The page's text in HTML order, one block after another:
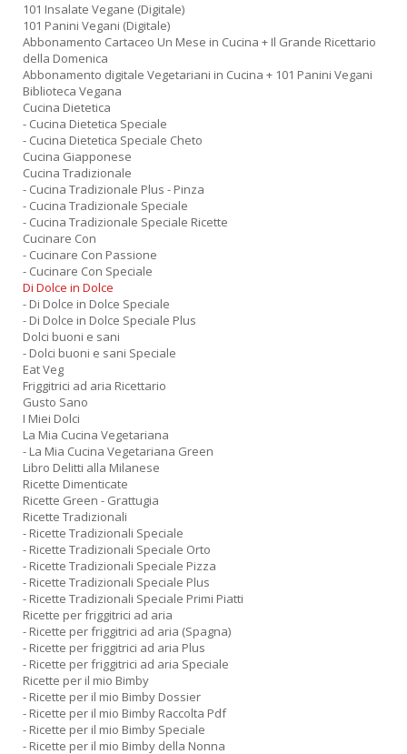
101 Insalate Vegane (Digitale)
101 Panini Vegani (Digitale)
Abbonamento Cartaceo Un Mese in Cucina + Il Grande Ricettario
della Domenica
Abbonamento digitale Vegetariani in Cucina + 101 Panini Vegani
Biblioteca Vegana
Cucina Dietetica
- Cucina Dietetica Speciale
- Cucina Dietetica Speciale Cheto
Cucina Giapponese
Cucina Tradizionale
- Cucina Tradizionale Plus - Pinza
- Cucina Tradizionale Speciale
- Cucina Tradizionale Speciale Ricette
Cucinare Con
- Cucinare Con Passione
- Cucinare Con Speciale
Di Dolce in Dolce
- Di Dolce in Dolce Speciale
- Di Dolce in Dolce Speciale Plus
Dolci buoni e sani
- Dolci buoni e sani Speciale
Eat Veg
Friggitrici ad aria Ricettario
Gusto Sano
I Miei Dolci
La Mia Cucina Vegetariana
- La Mia Cucina Vegetariana Green
Libro Delitti alla Milanese
Ricette Dimenticate
Ricette Green - Grattugia
Ricette Tradizionali
- Ricette Tradizionali Speciale
- Ricette Tradizionali Speciale Orto
- Ricette Tradizionali Speciale Pizza
- Ricette Tradizionali Speciale Plus
- Ricette Tradizionali Speciale Primi Piatti
Ricette per friggitrici ad aria
- Ricette per friggitrici ad aria (Spagna)
- Ricette per friggitrici ad aria Plus
- Ricette per friggitrici ad aria Speciale
Ricette per il mio Bimby
- Ricette per il mio Bimby Dossier
- Ricette per il mio Bimby Raccolta Pdf
- Ricette per il mio Bimby Speciale
- Ricette per il mio Bimby della Nonna